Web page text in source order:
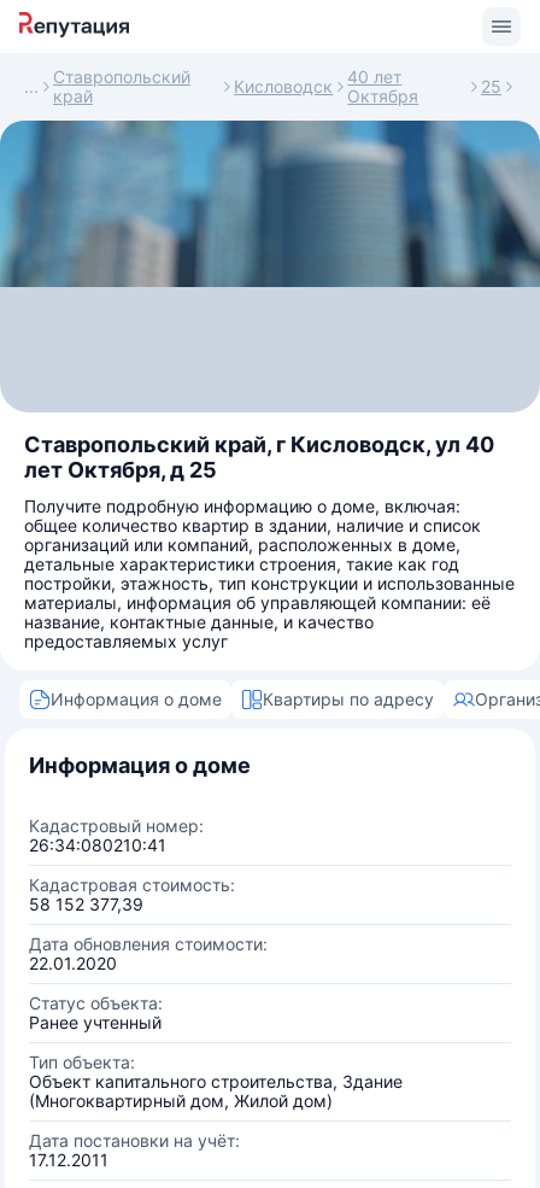
Ставропольский
край
Кисловодск
40 лет
Октября
25
Ставропольский край, г Кисловодск, ул 40
лет Октября, д 25
Получите подробную информацию о доме, включая:
общее количество квартир в здании, наличие и список
организаций или компаний, расположенных в доме,
детальные характеристики строения, такие как год
постройки, этажность, тип конструкции и использованные
материалы, информация об управляющей компании: её
название, контактные данные, и качество
предоставляемых услуг
Информация о доме Квартиры по адресу
Информация о доме
Кадастровый номер:
26:34:080210:41
Кадастровая стоимость:
58 152 377,39
Дата обновления стоимости:
22.01.2020
Статус объекта:
Ранее учтенный
Тип объекта:
Объект капитального строительства, Здание
(Многоквартирный дом, Жилой дом)
Дата постановки на учёт:
17.12.2011